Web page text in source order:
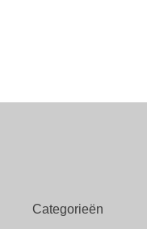
Categorieën